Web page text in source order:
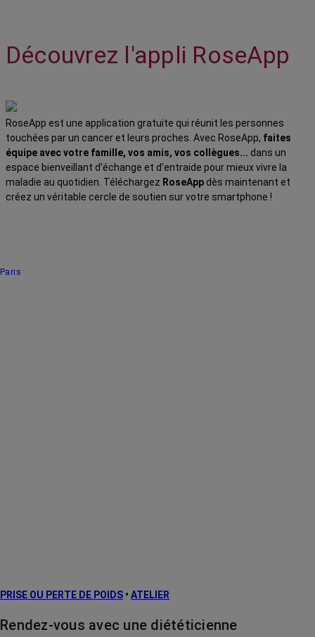
Découvrez l'appli RoseApp
RoseApp est une application gratuite qui réunit les personnes
touchées par un cancer et leurs proches. Avec RoseApp, faites
équipe avec votre famille, vos amis, vos collègues... dans un
espace bienveillant d’échange et d’entraide pour mieux vivre la
maladie au quotidien. Téléchargez RoseApp dès maintenant et
créez un véritable cercle de soutien sur votre smartphone !
Paris
PRISE OU PERTE DE POIDS • ATELIER
Rendez-vous avec une diététicienne